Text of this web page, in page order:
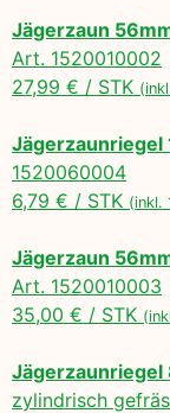
Jägerzaun
Art. 1520010002
27,99 € / STK
Jägerzaunriegel
1520060004
6,79 € / STK (inkl.
Jägerzaun
Art. 1520010003
35,00 € / STK
Jägerzaunriegel
zylindrisch